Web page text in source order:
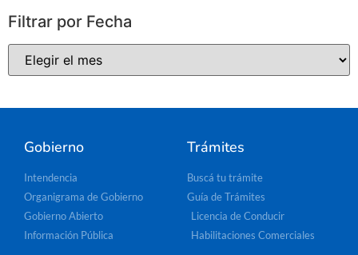
Filtrar por Fecha
Gobierno
Intendencia
Organigrama de Gobierno
Gobierno Abierto
Información Pública
Trámites
Buscá tu trámite
Guía de Trámites
Licencia de Conducir
Habilitaciones Comerciales